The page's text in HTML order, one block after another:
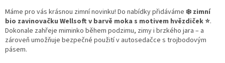
Máme pro vás krásnou zimní novinku! Do nabídky přidáváme ❄️ zimní
bio zavinovačku Wellsoft v barvě moka s motivem hvězdiček ⭐.
Dokonale zahřeje miminko během podzimu, zimy i brzkého jara – a
zároveň umožňuje bezpečné použití v autosedačce s trojbodovým
pásem.